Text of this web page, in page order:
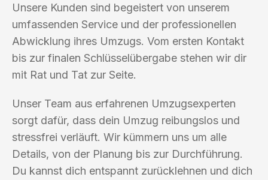
Unsere Kunden sind begeistert von unserem
umfassenden Service und der professionellen
Abwicklung ihres Umzugs. Vom ersten Kontakt
bis zur finalen Schlüsselübergabe stehen wir dir
mit Rat und Tat zur Seite.
Unser Team aus erfahrenen Umzugsexperten
sorgt dafür, dass dein Umzug reibungslos und
stressfrei verläuft. Wir kümmern uns um alle
Details, von der Planung bis zur Durchführung.
Du kannst dich entspannt zurücklehnen und dich